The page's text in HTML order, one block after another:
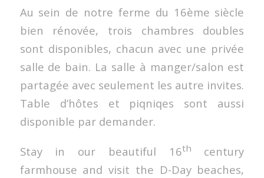
Au sein de notre ferme du 16ème siècle
bien rénovée, trois chambres doubles
sont disponibles, chacun avec une privée
salle de bain. La salle à manger/salon est
partagée avec seulement les autre invites.
Table d’hôtes et piqniqes sont aussi
disponible par demander.
Stay in our beautiful 16th
century
farmhouse and visit the D-Day beaches,